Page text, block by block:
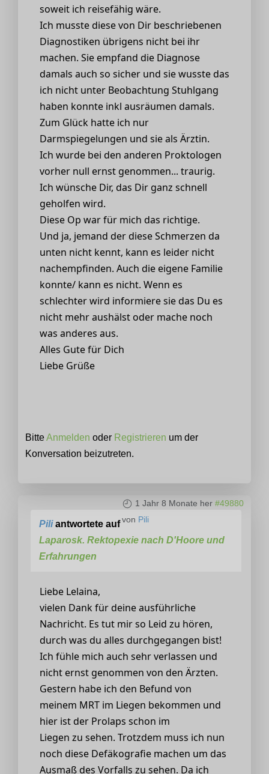
soweit ich reisefähig wäre.
Ich musste diese von Dir beschriebenen
Diagnostiken übrigens nicht bei ihr
machen. Sie empfand die Diagnose
damals auch so sicher und sie wusste das
ich nicht unter Beobachtung Stuhlgang
haben konnte inkl ausräumen damals.
Zum Glück hatte ich nur
Darmspiegelungen und sie als Ärztin.
Ich wurde bei den anderen Proktologen
vorher null ernst genommen... traurig.
Ich wünsche Dir, das Dir ganz schnell
geholfen wird.
Diese Op war für mich das richtige.
Und ja, jemand der diese Schmerzen da
unten nicht kennt, kann es leider nicht
nachempfinden. Auch die eigene Familie
konnte/ kann es nicht. Wenn es
schlechter wird informiere sie das Du es
nicht mehr aushälst oder mache noch
was anderes aus.
Alles Gute für Dich
Liebe Grüße
BitteAnmelden oder Registrieren um der
Konversation beizutreten.
1 Jahr 8 Monate her #49880
von Pili
Piliantwortete auf
Laparosk. Rektopexie nach D'Hoore und
Erfahrungen
Liebe Lelaina,
vielen Dank für deine ausführliche
Nachricht. Es tut mir so Leid zu hören,
durch was du alles durchgegangen bist!
Ich fühle mich auch sehr verlassen und
nicht ernst genommen von den Ärzten.
Gestern habe ich den Befund von
meinem MRT im Liegen bekommen und
hier ist der Prolaps schon im
Liegen zu sehen. Trotzdem muss ich nun
noch diese Defäkografie machen um das
Ausmaß des Vorfalls zu sehen. Da ich